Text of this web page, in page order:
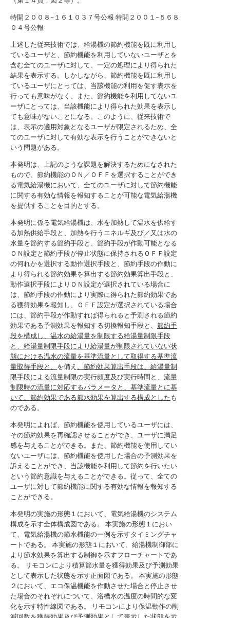
特開２００８−１６１０３７号公報 特開２００１−５６８
０４号公報
上述した従来技術では、給湯機の節約機能を既に利用し
ているユーザと、節約機能を利用していないユーザとを
含む全てのユーザに対して、一定の処理により得られた
結果を表示する。しかしながら、節約機能を既に利用し
ているユーザにとっては、当該機能の利用を促す表示を
行っても意味がなく、また、節約機能を利用してないユ
ーザにとっては、当該機能により得られた効果を表示し
ても意味がないことになる。このように、従来技術で
は、表示の適用対象となるユーザが限定されるため、全
てのユーザに対して有効な表示を行うことができないと
いう問題がある。
本発明は、上記のような課題を解決するためになされた
もので、節約機能のＯＮ／ＯＦＦを選択することができ
る電気給湯機において、全てのユーザに対して節約機能
に関する有効な情報を報知することが可能な電気給湯機
を提供することを目的とする。
本発明に係る電気給湯機は、水を加熱して温水を供給す
る加熱供給手段と、加熱を行うエネルギ及び／又は水の
水量を節約する節約手段と、節約手段が作動可能となる
ＯＮ設定と節約手段が停止状態に保持されるＯＦＦ設定
の何れかを選択する動作選択手段と、節約手段の作動に
より得られる節約効果を算出する節約効果算出手段と、
動作選択手段によりＯＮ設定が選択されている場合に
は、節約手段の作動により実際に得られた節約効果であ
る獲得効果を報知し、ＯＦＦ設定が選択されている場合
には、節約手段が作動すれば得られると予測される節約
効果である予測効果を報知する切換報知手段と、 節約手
段を構成し、温水の給湯量を制限する給湯量制限手段
と、給湯量制限手段により給湯量が制限されていない状
態における温水の流量を基準流量として取得する基準流
量取得手段と、 を備え 、節約効果算出手段は、給湯量制
限手段による流量制限の実行頻度及び実行時間と、流量
制限時の流量に対応するパラメータと、基準流量とに基
いて、節約効果である節水効果を算出する構成とした も
のである。
本発明によれば、節約機能を使用しているユーザには、
その節約効果を再確認させることができ、ユーザに満足
感を与えることができる。また、節約機能を使用してい
ないユーザには、節約機能を使用した場合の予測効果を
訴えることができ、当該機能を利用して節約を行いたい
という節約意識を与えることができる。従って、全ての
ユーザに対して節約機能に関する有効な情報を報知する
ことができる。
本発明の実施の形態１において、電気給湯機のシステム
構成を示す全体構成図である。
本実施の形態１におい
て、電気給湯機の節水機能の一例を示すタイミングチャ
ートである。
本実施の形態１において、給湯機制御部に
より節水効果を算出する制御を示すフローチャートであ
る。
リモコンにより積算節水量を獲得効果及び予測効果
として表示した状態を示す正面図である。
本実施の形態
２において、エコ保温機能を作動させた場合と停止させ
た場合のそれぞれについて、浴槽水の温度の時間的な変
化を示す特性線図である。
リモコンにより保温動作の削